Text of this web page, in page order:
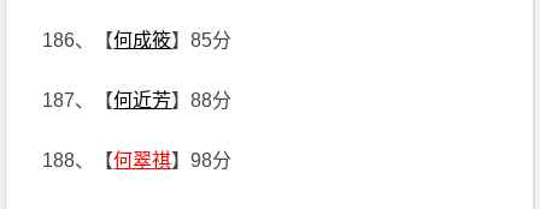
186、【何成筱】85分
187、【何近芳】88分
188、【何翠祺】98分